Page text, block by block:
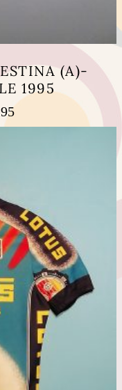
(A)-
1995
Fascia
di
€ 69,95